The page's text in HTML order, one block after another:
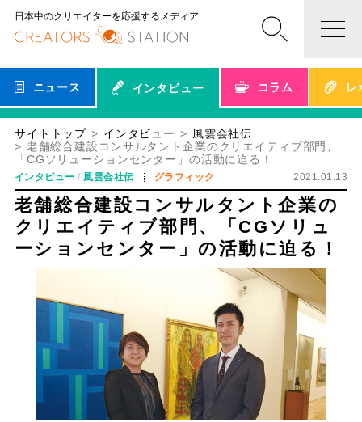
日本中のクリエイターを応援するメディア
ニュース インタビュー コラム レ
サイトトップ インタビュー
風雲会社伝
老舗総合建設コンサルタント企業のクリエイティブ部門、
「CGソリューションセンター」の活動に迫る！
インタビュー 風雲会社伝 グラフィック 2021.01.13
老舗総合建設コンサルタント企業の
クリエイティブ部門、「CGソリュ
ーションセンター」の活動に迫る！